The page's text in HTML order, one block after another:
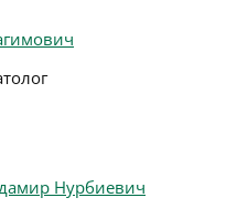
Нурбиевич